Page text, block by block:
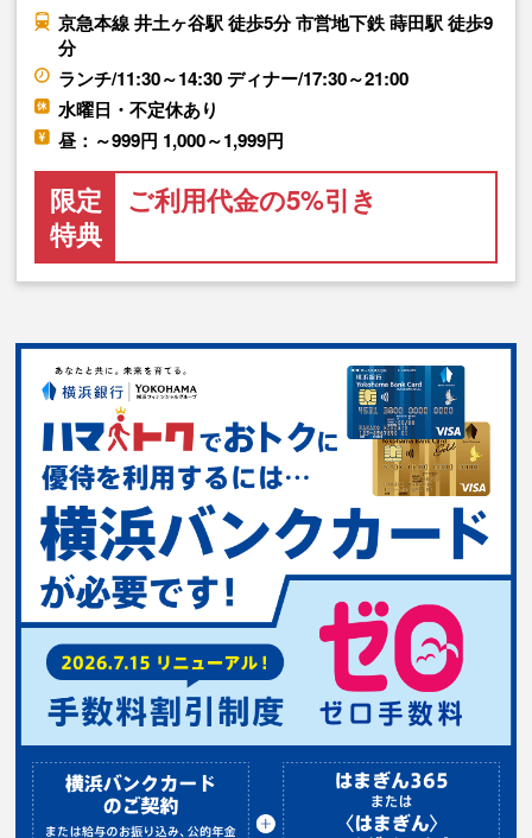
京急本線 井土ヶ谷駅 徒歩5分 市営地下鉄 蒔田駅 徒歩9
分
ランチ/11:30～14:30 ディナー/17:30～21:00
水曜日・不定休あり
昼：～999円 1,000～1,999円
限定
特典
ご利用代金の5%引き